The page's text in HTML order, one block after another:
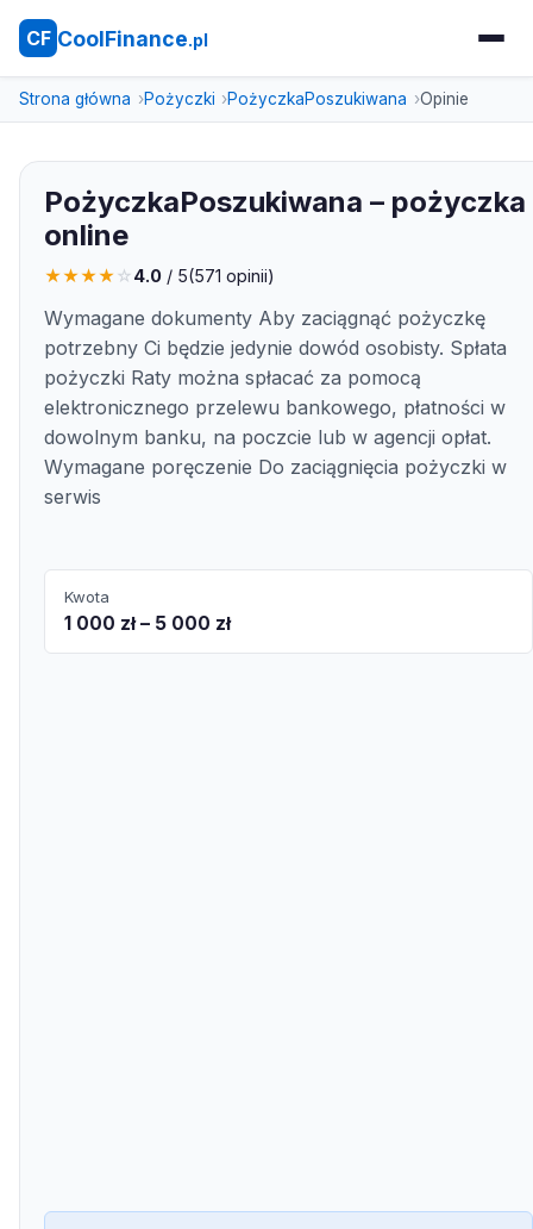
CF CoolFinance.pl
Strona główna Pożyczki PożyczkaPoszukiwana Opinie
PożyczkaPoszukiwana – pożyczka
online
★★★★☆4.0 / 5(571 opinii)
Wymagane dokumenty Aby zaciągnąć pożyczkę
potrzebny Ci będzie jedynie dowód osobisty. Spłata
pożyczki Raty można spłacać za pomocą
elektronicznego przelewu bankowego, płatności w
dowolnym banku, na poczcie lub w agencji opłat.
Wymagane poręczenie Do zaciągnięcia pożyczki w
serwis
Kwota
1 000 zł – 5 000 zł